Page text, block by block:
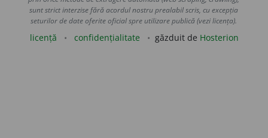
sunt strict interzise fără acordul nostru prealabil scris, cu excepția
seturilor de date oferite oficial spre utilizare publică (vezi licența).
licență confidențialitate găzduit de Hosterion